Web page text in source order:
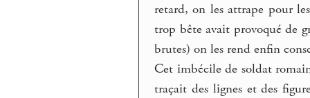
retard, on les attrape pour
trop bête avait provoqué de
brutes) on les rend enfin
Cet imbécile de soldat
traçait des lignes et des